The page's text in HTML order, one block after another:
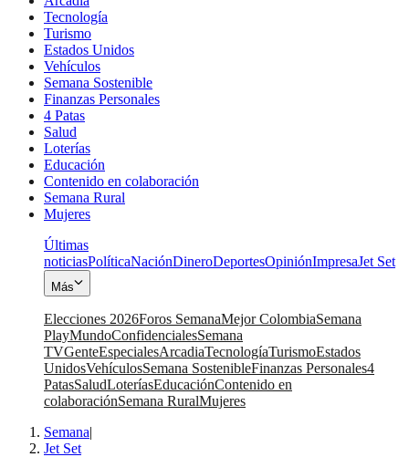
Tecnología
Turismo
Estados Unidos
Vehículos
Semana Sostenible
Finanzas Personales
4 Patas
Salud
Loterías
Educación
Contenido en colaboración
Semana Rural
Mujeres
Últimas
noticiasPolíticaNaciónDineroDeportesOpiniónImpresaJet Set
Más
Elecciones 2026Foros SemanaMejor ColombiaSemana
PlayMundoConfidencialesSemana
TVGenteEspecialesArcadiaTecnologíaTurismoEstados
UnidosVehículosSemana SostenibleFinanzas Personales4
PatasSaludLoteríasEducaciónContenido en
colaboraciónSemana RuralMujeres
Semana|
Jet Set